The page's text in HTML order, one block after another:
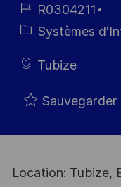
Référence
du poste
R0304211
Catégorie
Systèmes
Tubize
Sauvegarder
Location: Tubize,